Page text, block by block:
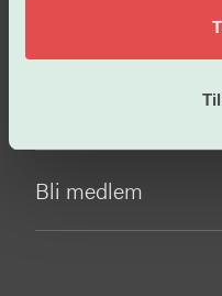
Bli medlem